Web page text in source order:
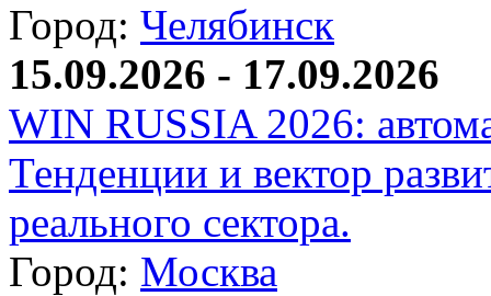
Город: Челябинск
15.09.2026 - 17.09.2026
WIN RUSSIA 2026:
Тенденции и вектор
реального сектора.
Город: Москва